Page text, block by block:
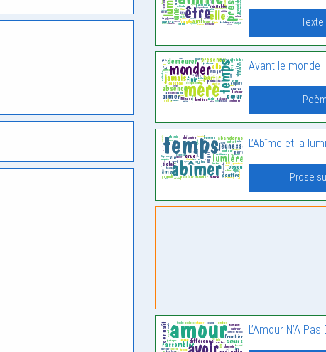
Texte
Avant le monde
L’Abîme et la
Prose
L’Amour N’A